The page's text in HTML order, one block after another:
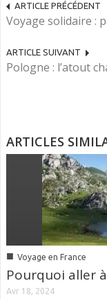
ARTICLE PRÉCÉDENT
Voyage solidaire :
ARTICLE SUIVANT
Pologne : l’atout
ARTICLES
■ Voyage en France
Pourquoi aller
Avr 18, 2024